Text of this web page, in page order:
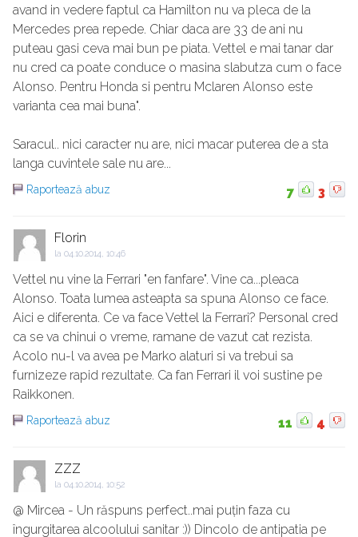
avand in vedere faptul ca Hamilton nu va pleca de la
Mercedes prea repede. Chiar daca are 33 de ani nu
puteau gasi ceva mai bun pe piata. Vettel e mai tanar dar
nu cred ca poate conduce o masina slabutza cum o face
Alonso. Pentru Honda si pentru Mclaren Alonso este
varianta cea mai buna".
Saracul.. nici caracter nu are, nici macar puterea de a sta
langa cuvintele sale nu are...
Raportează abuz 7 3
Florin
la 04.10.2014, 10:46
Vettel nu vine la Ferrari "en fanfare". Vine ca...pleaca
Alonso. Toata lumea asteapta sa spuna Alonso ce face.
Aici e diferenta. Ce va face Vettel la Ferrari? Personal cred
ca se va chinui o vreme, ramane de vazut cat rezista.
Acolo nu-l va avea pe Marko alaturi si va trebui sa
furnizeze rapid rezultate. Ca fan Ferrari il voi sustine pe
Raikkonen.
Raportează abuz 11 4
ZZZ
la 04.10.2014, 10:52
@ Mircea - Un răspuns perfect..mai puțin faza cu
îngurgitarea alcoolului sanitar :)) Dincolo de antipatia pe